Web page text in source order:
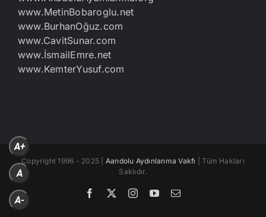
www.MetinBobaroglu.net
www.BurhanOğuz.com
www.CavitSunar.com
www.İsmailEmre.net
www.KemterYusuf.com
Copyright 1996 - 2025 | Aandolu Aydınlanma Vakfı
| Tüm Hakları
Saklıdır.
Facebook
X Instagram
YouTube
E-
A+
A
A-